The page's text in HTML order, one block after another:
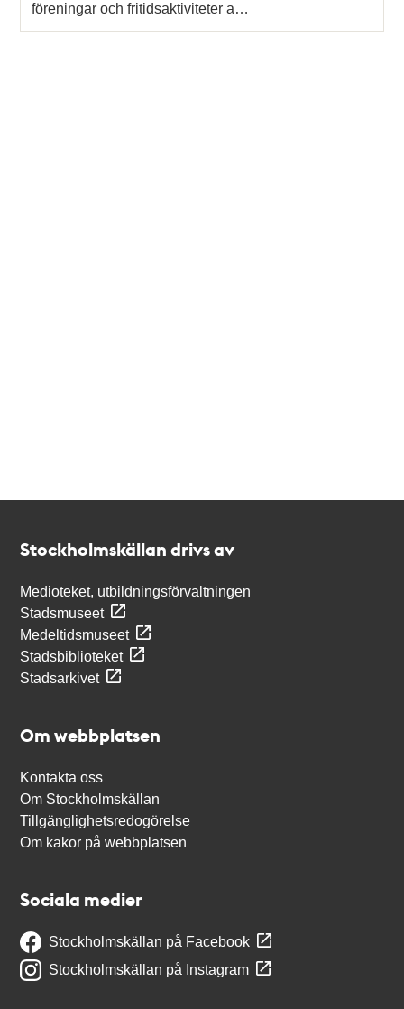
föreningar och fritidsaktiviteter a…
Stockholmskällan drivs av
Medioteket, utbildningsförvaltningen
Stadsmuseet
Medeltidsmuseet
Stadsbiblioteket
Stadsarkivet
Om webbplatsen
Kontakta oss
Om Stockholmskällan
Tillgänglighetsredogörelse
Om kakor på webbplatsen
Sociala medier
Stockholmskällan på Facebook
Stockholmskällan på Instagram